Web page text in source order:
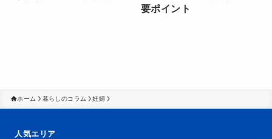
要ポイント
ホーム 暮らしのコラム 妊婦
人気エリア